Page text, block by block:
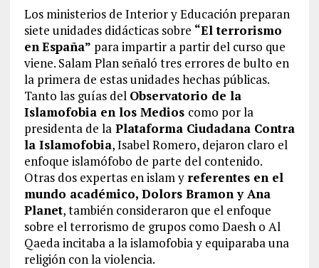
Los ministerios de Interior y Educación preparan
siete unidades didácticas sobre “El terrorismo
en España” para impartir a partir del curso que
viene. Salam Plan señaló tres errores de bulto en
la primera de estas unidades hechas públicas.
Tanto las guías del Observatorio de la
Islamofobia en los Medios como por la
presidenta de la Plataforma Ciudadana Contra
la Islamofobia, Isabel Romero, dejaron claro el
enfoque islamófobo de parte del contenido.
Otras dos expertas en islam y referentes en el
mundo académico, Dolors Bramon y Ana
Planet, también consideraron que el enfoque
sobre el terrorismo de grupos como Daesh o Al
Qaeda incitaba a la islamofobia y equiparaba una
religión con la violencia.